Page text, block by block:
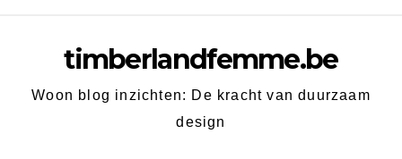
timberlandfemme.be
Woon blog inzichten: De kracht van duurzaam
design